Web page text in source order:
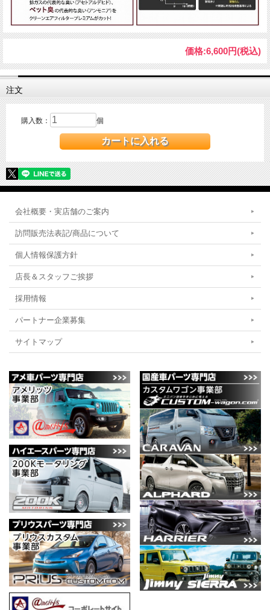
価格:6,600円(税込)
注文
購入数： 個
会社概要・実店舗のご案内
訪問販売法表記/商品について
個人情報保護方針
店長＆スタッフご挨拶
採用情報
パートナー企業募集
サイトマップ